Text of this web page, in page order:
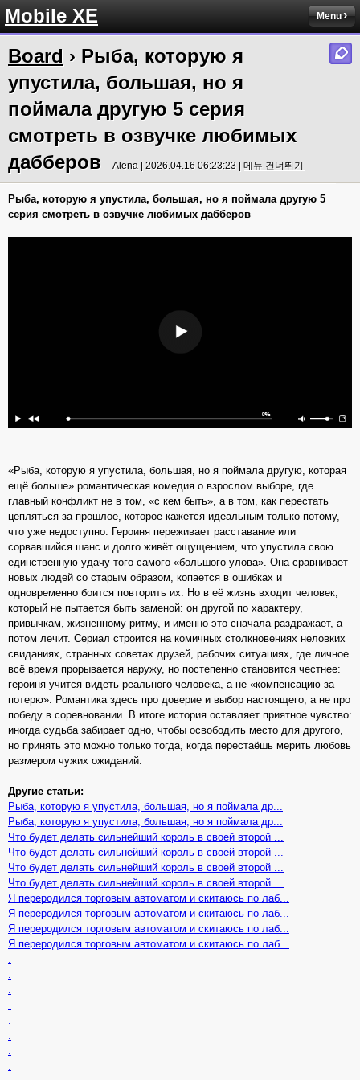
Mobile XE Menu
Board › Рыба, которую я
упустила, большая, но я
поймала другую 5 серия
смотреть в озвучке любимых
дабберов
Alena | 2026.04.16 06:23:23 | 메뉴 건너뛰기
Рыба, которую я упустила, большая, но я поймала другую 5
серия смотреть в озвучке любимых дабберов
«Рыба, которую я упустила, большая, но я поймала другую, которая
ещё больше» романтическая комедия о взрослом выборе, где
главный конфликт не в том, «с кем быть», а в том, как перестать
цепляться за прошлое, которое кажется идеальным только потому,
что уже недоступно. Героиня переживает расставание или
сорвавшийся шанс и долго живёт ощущением, что упустила свою
единственную удачу того самого «большого улова». Она сравнивает
новых людей со старым образом, копается в ошибках и
одновременно боится повторить их. Но в её жизнь входит человек,
который не пытается быть заменой: он другой по характеру,
привычкам, жизненному ритму, и именно это сначала раздражает, а
потом лечит. Сериал строится на комичных столкновениях неловких
свиданиях, странных советах друзей, рабочих ситуациях, где личное
всё время прорывается наружу, но постепенно становится честнее:
героиня учится видеть реального человека, а не «компенсацию за
потерю». Романтика здесь про доверие и выбор настоящего, а не про
победу в соревновании. В итоге история оставляет приятное чувство:
иногда судьба забирает одно, чтобы освободить место для другого,
но принять это можно только тогда, когда перестаёшь мерить любовь
размером чужих ожиданий.
Другие статьи:
Рыба, которую я упустила, большая, но я поймала др...
Рыба, которую я упустила, большая, но я поймала др...
Что будет делать сильнейший король в своей второй ...
Что будет делать сильнейший король в своей второй ...
Что будет делать сильнейший король в своей второй ...
Что будет делать сильнейший король в своей второй ...
Я переродился торговым автоматом и скитаюсь по лаб...
Я переродился торговым автоматом и скитаюсь по лаб...
Я переродился торговым автоматом и скитаюсь по лаб...
Я переродился торговым автоматом и скитаюсь по лаб...